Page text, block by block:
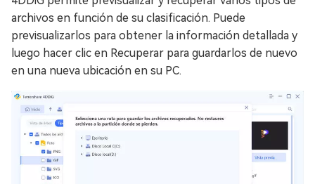
archivos en función de su clasificación. Puede
previsualizarlos para obtener la información detallada y
luego hacer clic en Recuperar para guardarlos de nuevo
en una nueva ubicación en su PC.